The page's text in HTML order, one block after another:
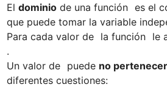
Abrir sesión
El dominio de una función es el
que puede tomar la variable
Para cada valor de la función le
.
Un valor de puede no pertenecer
diferentes cuestiones: